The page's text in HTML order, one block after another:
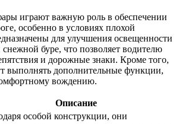
играют важную роль в обеспечении
особенно в условиях плохой
для улучшения освещенности
буре, что позволяет водителю
и дорожные знаки. Кроме того,
выполнять дополнительные функции,
вождению.
Описание
особой конструкции, они